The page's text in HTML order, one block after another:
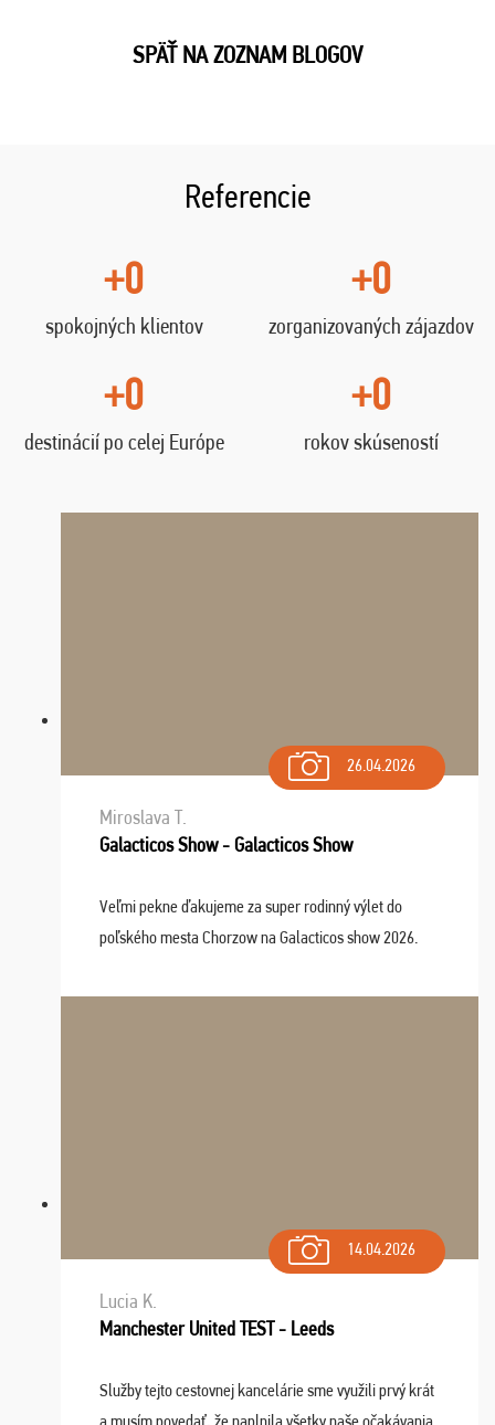
SPÄŤ NA ZOZNAM BLOGOV
Referencie
+0
spokojných klientov
+0
zorganizovaných zájazdov
+0
destinácií po celej Európe
+0
rokov skúseností
26.04.2026
Miroslava T.
Galacticos Show - Galacticos Show
Veľmi pekne ďakujeme za super rodinný výlet do
poľského mesta Chorzow na Galacticos show 2026.
Navštívili sme aj zábavný park Legendia, previe ...
14.04.2026
Lucia K.
Manchester United TEST - Leeds
Služby tejto cestovnej kancelárie sme využili prvý krát